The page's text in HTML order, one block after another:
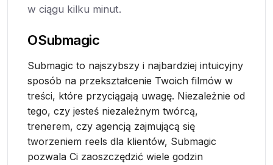
w ciągu kilku minut.
OSubmagic
Submagic to najszybszy i najbardziej intuicyjny
sposób na przekształcenie Twoich filmów w
treści, które przyciągają uwagę. Niezależnie od
tego, czy jesteś niezależnym twórcą,
trenerem, czy agencją zajmującą się
tworzeniem reels dla klientów, Submagic
pozwala Ci zaoszczędzić wiele godzin